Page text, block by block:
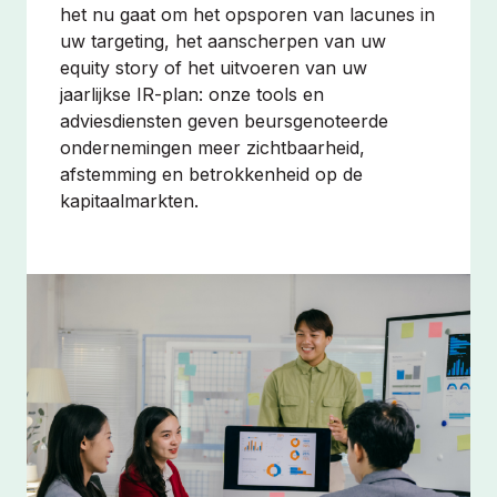
het nu gaat om het opsporen van lacunes in
uw targeting, het aanscherpen van uw
equity story of het uitvoeren van uw
jaarlijkse IR-plan: onze tools en
adviesdiensten geven beursgenoteerde
ondernemingen meer zichtbaarheid,
afstemming en betrokkenheid op de
kapitaalmarkten.